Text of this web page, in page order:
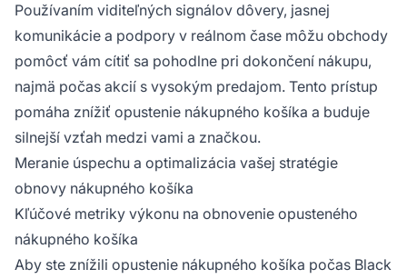
Používaním viditeľných signálov dôvery, jasnej
komunikácie a podpory v reálnom čase môžu obchody
pomôcť vám cítiť sa pohodlne pri dokončení nákupu,
najmä počas akcií s vysokým predajom. Tento prístup
pomáha znížiť opustenie nákupného košíka a buduje
silnejší vzťah medzi vami a značkou.
Meranie úspechu a optimalizácia vašej stratégie
obnovy nákupného košíka
Kľúčové metriky výkonu na obnovenie opusteného
nákupného košíka
Aby ste znížili opustenie nákupného košíka počas Black